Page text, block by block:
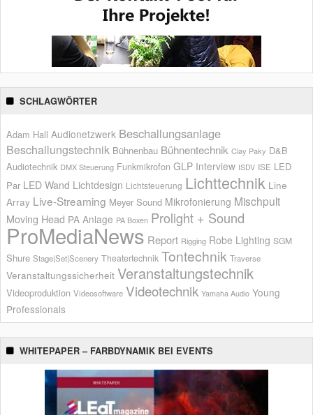
SCHLAGWÖRTER
Adam Hall Audionetzwerk Beschallungsanlage
Beschallungstechnik Bühnenbau Bühnentechnik Clay Paky D&B
Audiotechnik DMX Steuerung Funkmikrofon GLP Interview ISDV ISE LED
Par LED Wand Lichtdesign Lichtsteuerung Lichttechnik Line
Array Live-Streaming Meyer Sound Mikrofonierung Mischpult
Moving Head PA Anlage PA Boxen Prolight + Sound
ProMediaNews Report Rigging Robe Lighting SGM
Shure Stage|Set|Scenery Theatertechnik Tontechnik Traverse
Veranstaltungssicherheit Veranstaltungstechnik
Videoproduktion Videosoftware Videotechnik Yamaha Audio Young
Professionals
WHITEPAPER – FARBDYNAMIK BEI EVENTS